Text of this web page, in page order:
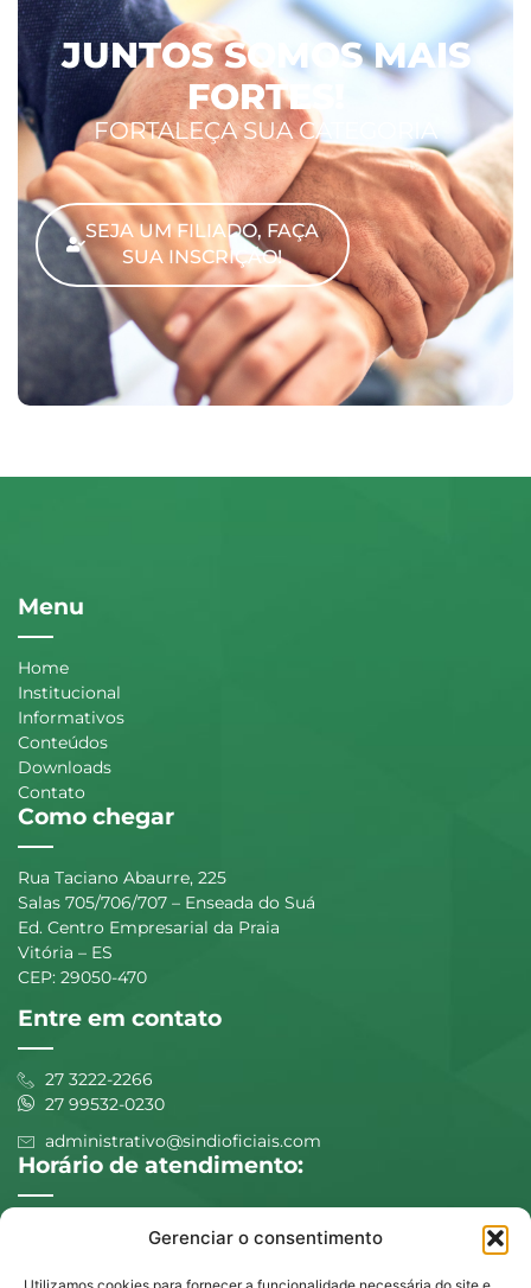
Gerenciar o consentimento
JUNTOS SOMOS MAIS
FORTES!
FORTALEÇA SUA CATEGORIA
SEJA UM FILIADO, FAÇA
SUA INSCRIÇÃO!
Menu
Home
Institucional
Informativos
Conteúdos
Downloads
Contato
Como chegar
Rua Taciano Abaurre, 225
Salas 705/706/707 – Enseada do Suá
Ed. Centro Empresarial da Praia
Vitória – ES
CEP: 29050-470
Entre em contato
27 3222-2266
27 99532-0230
administrativo@sindioficiais.com
Horário de atendimento:
Segunda à sexta - 9h às 18h
Atendimento Jurídico: